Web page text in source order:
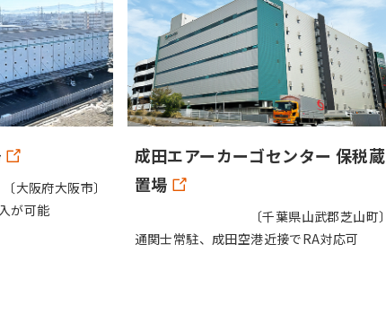
〔大阪府大阪市〕
が可能
成田エアーカーゴセンター 保税蔵
置場
〔千葉県山武郡芝山町〕
通関士常駐、成田空港近接でRA対応可